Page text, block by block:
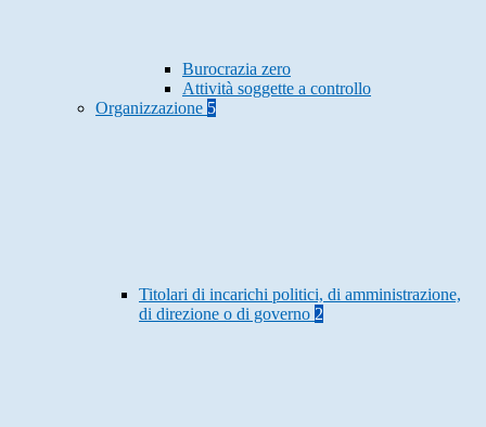
Burocrazia zero
Attività soggette a controllo
Organizzazione 5
Titolari di incarichi politici, di amministrazione,
di direzione o di governo 2